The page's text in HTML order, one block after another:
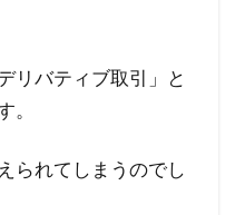
リバティブ取引」と
。
られてしまうのでし